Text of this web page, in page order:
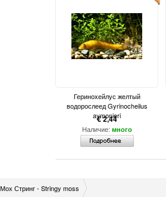
Геринохейлус желтый
водорослеед Gyrinocheilus
aymonieri
€ 2,44
Наличие: много
Мох Стринг - Stringy moss